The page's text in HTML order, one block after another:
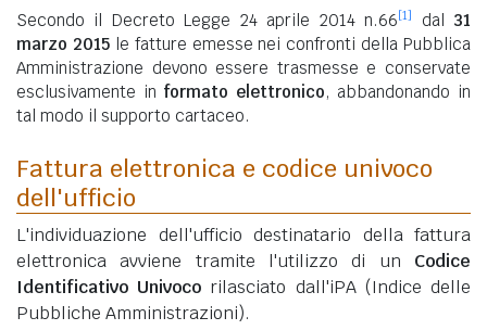
Secondo il Decreto Legge 24 aprile 2014 n.66[1] dal 31
marzo 2015le fatture emesse nei confronti della Pubblica
Amministrazione devono essere trasmesse e conservate
esclusivamente in formato elettronico, abbandonando in
tal modo il supporto cartaceo.
Fattura elettronica e codice univoco
dell'ufficio
L'individuazione dell'ufficio destinatario della fattura
elettronica avviene tramite l'utilizzo di un Codice
Identificativo Univoco rilasciato dall'iPA (Indice delle
Pubbliche Amministrazioni).